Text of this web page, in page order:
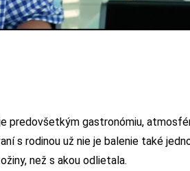
predovšetkým gastronómiu,
s rodinou už nie je balenie také
než s akou odlietala.